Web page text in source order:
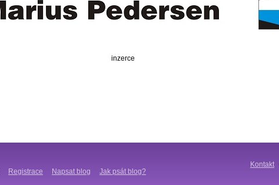
inzerce
Registrace Napsat blog Jak psát blog?
Kontakt